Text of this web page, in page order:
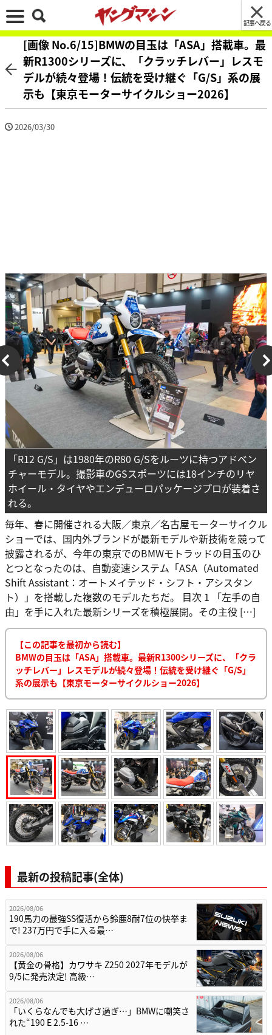
記事へ戻る
[画像 No.6/15]BMWの目玉は「ASA」搭載車。最
新R1300シリーズに、「クラッチレバー」レスモ
デルが続々登場！伝統を受け継ぐ「G/S」系の展
示も【東京モーターサイクルショー2026】
2026/03/30
「R12 G/S」は1980年のR80 G/Sをルーツに持つアドベン
チャーモデル。撮影車のGSスポーツには18インチのリヤ
ホイール・タイヤやエンデューロパッケージプロが装着さ
れる。
毎年、春に開催される大阪／東京／名古屋モーターサイクル
ショーでは、国内外ブランドが最新モデルや新技術を競って
披露されるが、今年の東京でのBMWモトラッドの目玉のひ
とつとなったのは、自動変速システム「ASA（Automated
Shift Assistant：オートメイテッド・シフト・アシスタン
ト）」を搭載した複数のモデルたちだ。 目次 1 「左手の自
由」を手に入れた最新シリーズを積極展開。その主役 […]
【この記事を最初から読む】
BMWの目玉は「ASA」搭載車。最新R1300シリーズに、「クラ
ッチレバー」レスモデルが続々登場！伝統を受け継ぐ「G/S」
系の展示も【東京モーターサイクルショー2026】
最新の投稿記事(全体)
2026/08/06
190馬力の最強SS復活から鈴鹿8耐7位の快挙ま
で! 237万円で手に入る最…
2026/08/06
【黄金の骨格】カワサキ Z250 2027年モデルが
9/5に発売決定! 高級…
2026/08/06
「いくらなんでも大げさ過ぎ…」BMWに嘲笑さ
れた“190 E 2.5-16 …